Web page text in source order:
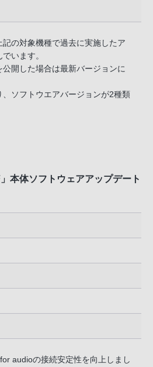
の対象機種で過去に実施したア
います。
開した場合は最新バージョンに
ソフトウエアバージョンが2種類
本体ソフトウェアアップデート
audioの接続安定性を向上しまし